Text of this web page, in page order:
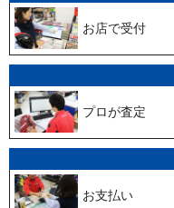
お店で受付
プロが査定
お支払い